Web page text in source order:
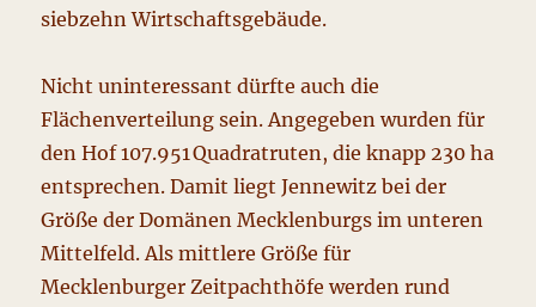
siebzehn Wirtschaftsgebäude.
Nicht uninteressant dürfte auch die
Flächenverteilung sein. Angegeben wurden für
den Hof 107.951 Quadratruten, die knapp 230 ha
entsprechen. Damit liegt Jennewitz bei der
Größe der Domänen Mecklenburgs im unteren
Mittelfeld. Als mittlere Größe für
Mecklenburger Zeitpachthöfe werden rund